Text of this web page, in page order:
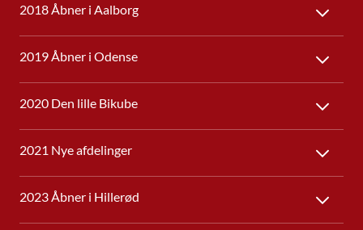
2018 Åbner i Aalborg
2019 Åbner i Odense
2020 Den lille Bikube
2021 Nye afdelinger
2023 Åbner i Hillerød